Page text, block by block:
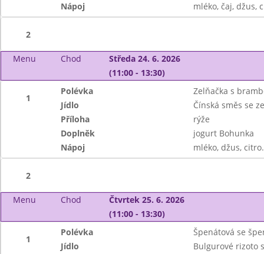
Nápoj
mléko, čaj, džus,
2
Menu Chod
Středa 24. 6. 2026
(11:00 - 13:30)
1
Polévka
Zelňačka s
Jídlo
Čínská směs se
Příloha
rýže
Doplněk
jogurt Bohunka
Nápoj
mléko, džus,
2
Menu Chod
Čtvrtek 25. 6. 2026
(11:00 - 13:30)
1
Polévka
Špenátová se
Jídlo
Bulgurové rizoto